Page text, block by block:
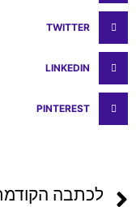
TWITTER
LINKEDIN
PINTEREST
לכתבה